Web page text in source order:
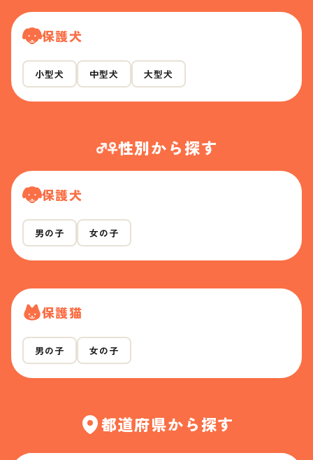
保護犬
小型犬 中型犬 大型犬
性別から探す
保護犬
男の子 女の子
保護猫
男の子 女の子
都道府県から探す